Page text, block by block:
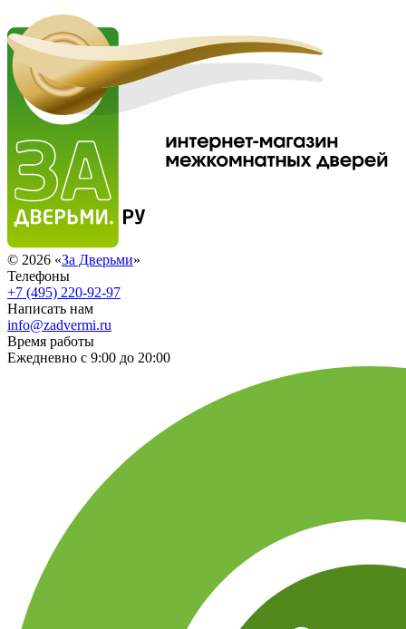
© 2026 «За Дверьми»
Телефоны
+7 (495) 220-92-97
Написать нам
info@zadvermi.ru
Время работы
Ежедневно с 9:00 до 20:00